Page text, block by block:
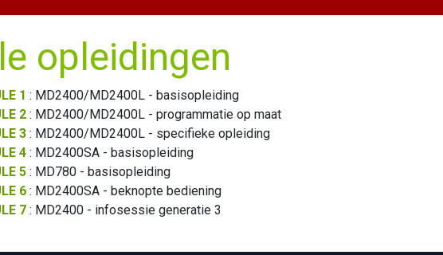
opleidingen
1 : MD2400/MD2400L - basisopleiding
2 : MD2400/MD2400L - programmatie op maat
3 : MD2400/MD2400L - specifieke opleiding
4 : MD2400SA - basisopleiding
5 : MD780 - basisopleiding
6 : MD2400SA - beknopte bediening
7 : MD2400 - infosessie generatie 3